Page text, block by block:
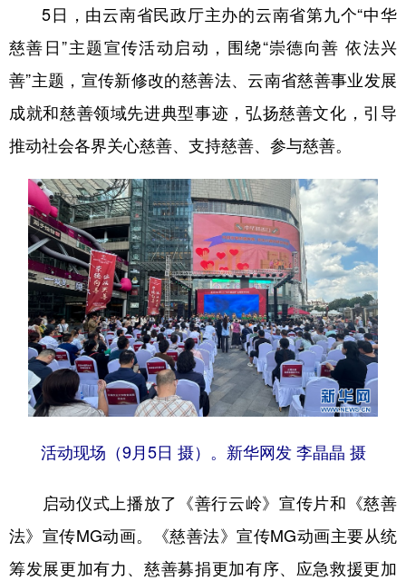
5日，由云南省民政厅主办的云南省第九个“中华
慈善日”主题宣传活动启动，围绕“崇德向善 依法兴
善”主题，宣传新修改的慈善法、云南省慈善事业发展
成就和慈善领域先进典型事迹，弘扬慈善文化，引导
推动社会各界关心慈善、支持慈善、参与慈善。
活动现场（9月5日 摄）。新华网发 李晶晶 摄
启动仪式上播放了《善行云岭》宣传片和《慈善
法》宣传MG动画。《慈善法》宣传MG动画主要从统
筹发展更加有力、慈善募捐更加有序、应急救援更加